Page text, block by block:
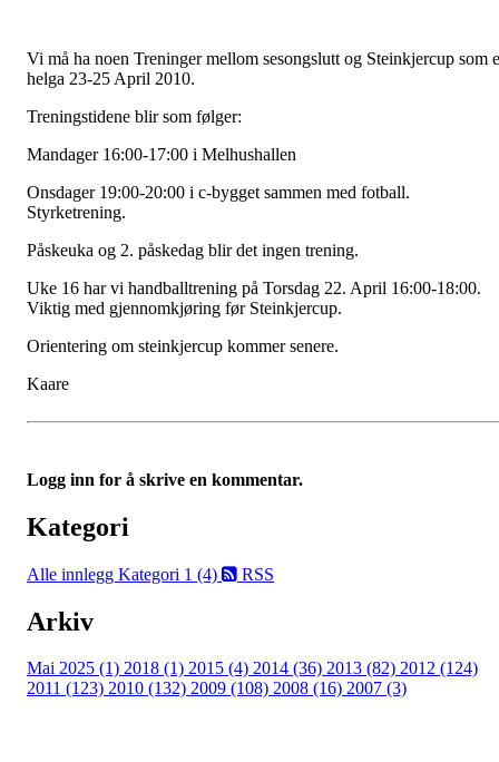
Vi må ha noen Treninger mellom sesongslutt og Steinkjercup som
helga 23-25 April 2010.
Treningstidene blir som følger:
Mandager 16:00-17:00 i Melhushallen
Onsdager 19:00-20:00 i c-bygget sammen med fotball.
Styrketrening.
Påskeuka og 2. påskedag blir det ingen trening.
Uke 16 har vi handballtrening på Torsdag 22. April 16:00-18:00.
Viktig med gjennomkjøring før Steinkjercup.
Orientering om steinkjercup kommer senere.
Kaare
Logg inn for å skrive en kommentar.
Kategori
Alle innlegg Kategori 1 (4) RSS
Arkiv
Mai 2025 (1) 2018 (1) 2015 (4) 2014 (36) 2013 (82) 2012 (124)
2011 (123) 2010 (132) 2009 (108) 2008 (16) 2007 (3)